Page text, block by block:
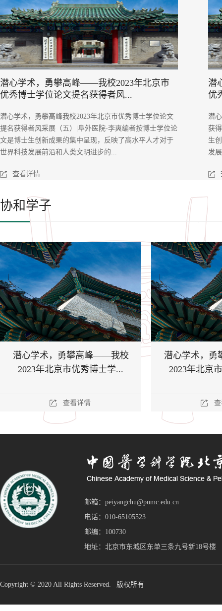
潜心学术，勇攀高峰——我校2023年北京市
优秀博士学位论文提名获得者风...
潜心学术，勇攀高峰我校2023年北京市优秀博士学位论文
提名获得者风采展（五）|阜外医院-李爽编者按博士学位论
文是博士生创新成果的集中呈现，反映了高水平人才对于
世界科技发展前沿和人类文明进步的...
查看详情
潜
优
潜
获
生
发
协和学子
潜心学术，勇攀高峰——我校
2023年北京市优秀博士学...
查看详情
潜心学术，
2023年北京
邮箱：peiyangchu@pumc.edu.cn
电话：010-65105523
邮编：100730
地址：北京市东城区东单三条九号新18号楼
Copyright © 2020 All Rights Reserved. 版权所有